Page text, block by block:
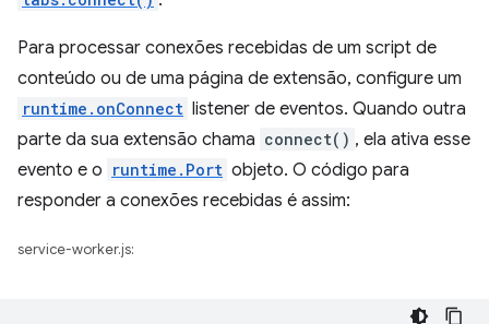
Para processar conexões recebidas de um script de
conteúdo ou de uma página de extensão, configure um
runtime.onConnect listener de eventos. Quando outra
parte da sua extensão chama connect() , ela ativa esse
evento e o runtime.Port objeto. O código para
responder a conexões recebidas é assim:
service-worker.js: